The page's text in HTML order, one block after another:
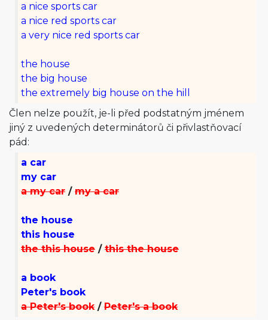
a nice sports car
a nice red sports car
a very nice red sports car
the house
the big house
the extremely big house on the hill
Člen nelze použít, je-li před podstatným jménem
jiný z uvedených determinátorů či přivlastňovací
pád:
a car
my car
a my car / my a car
the house
this house
the this house / this the house
a book
Peter's book
a Peter's book/ Peter's a book